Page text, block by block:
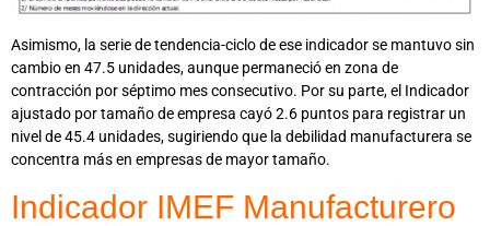
Asimismo, la serie de tendencia-ciclo de ese indicador se mantuvo sin
cambio en 47.5 unidades, aunque permaneció en zona de
contracción por séptimo mes consecutivo. Por su parte, el Indicador
ajustado por tamaño de empresa cayó 2.6 puntos para registrar un
nivel de 45.4 unidades, sugiriendo que la debilidad manufacturera se
concentra más en empresas de mayor tamaño.
Indicador IMEF Manufacturero